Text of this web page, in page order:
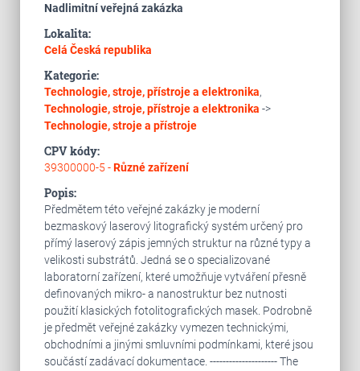
Nadlimitní veřejná zakázka
Lokalita:
Celá Česká republika
Kategorie:
Technologie, stroje, přístroje a elektronika,
Technologie, stroje, přístroje a elektronika ->
Technologie, stroje a přístroje
CPV kódy:
39300000-5 -Různé zařízení
Popis:
Předmětem této veřejné zakázky je moderní
bezmaskový laserový litografický systém určený pro
přímý laserový zápis jemných struktur na různé typy a
velikosti substrátů. Jedná se o specializované
laboratorní zařízení, které umožňuje vytváření přesně
definovaných mikro- a nanostruktur bez nutnosti
použití klasických fotolitografických masek. Podrobně
je předmět veřejné zakázky vymezen technickými,
obchodními a jinými smluvními podmínkami, které jsou
součástí zadávací dokumentace. --------------------- The